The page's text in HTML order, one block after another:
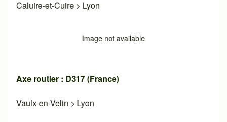
Caluire-et-Cuire > Lyon
Image not available
Axe routier : D317 (France)
Vaulx-en-Velin > Lyon